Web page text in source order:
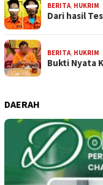
BERITA HUKRIM
Dari hasil
BERITA HUKRIM
Bukti Nyata
DAERAH